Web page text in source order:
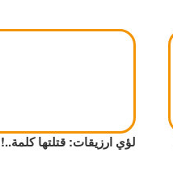
لؤي ارزيقات: قتلتها كلمة..!